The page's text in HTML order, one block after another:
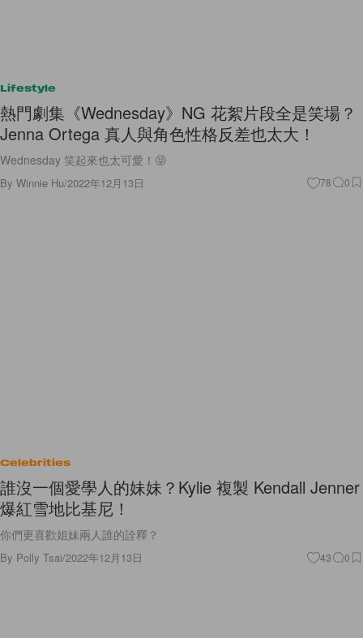
Lifestyle
熱門劇集《Wednesday》NG 花絮片段全是笑場？
Jenna Ortega 真人與角色性格反差也太大！
Wednesday 笑起來也太可愛！😝
By Winnie Hu/2022年12月13日 78 0
Celebrities
誰沒一個愛學人的妹妹？Kylie 複製 Kendall Jenner
爆紅雪地比基尼！
你們更喜歡姐妹兩人誰的詮釋？
By Polly Tsai/2022年12月13日 43 0